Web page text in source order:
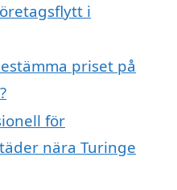
i
priset på
för
nära Turinge